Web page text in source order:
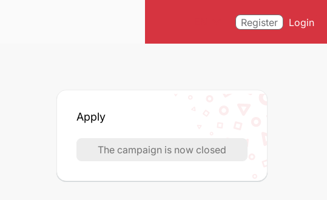
Register Login
Apply
The campaign is now closed